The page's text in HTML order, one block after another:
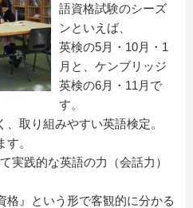
語資格試験のシーズ
ンといえば、
英検の5月・10月・1
月と、ケンブリッジ
英検の6月・11月で
す。
取り組みやすい英語検定。
。
実践的な英語の力（会話力）
格』という形で客観的に分かる